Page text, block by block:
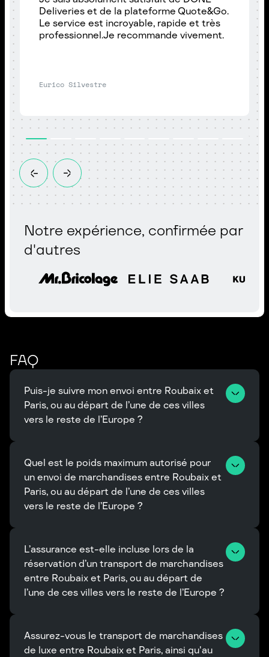
Deliveries et de la plateforme Quote&Go.
Le service est incroyable, rapide et très
professionnel.Je recommande vivement.
Eurico Silvestre
Notre expérience, confirmée par
d'autres
FAQ
Puis-je suivre mon envoi entre Roubaix et
Paris, ou au départ de l’une de ces villes
vers le reste de l’Europe ?
Quel est le poids maximum autorisé pour
un envoi de marchandises entre Roubaix et
Paris, ou au départ de l’une de ces villes
vers le reste de l’Europe ?
L’assurance est-elle incluse lors de la
réservation d’un transport de marchandises
entre Roubaix et Paris, ou au départ de
l’une de ces villes vers le reste de l’Europe ?
Assurez-vous le transport de marchandises
de luxe entre Roubaix et Paris, ainsi qu'au